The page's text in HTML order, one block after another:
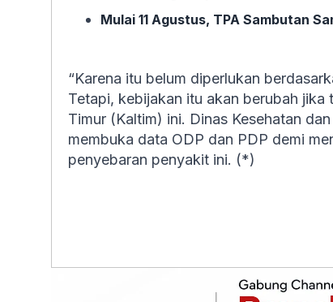
Mulai 11 Agustus, TPA Sambutan
“Karena itu belum diperlukan
Tetapi, kebijakan itu akan berubah
Timur (Kaltim) ini. Dinas Kesehatan
membuka data ODP dan PDP demi
penyebaran penyakit ini. (*)